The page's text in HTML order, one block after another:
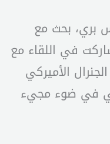
بري، بحث مع
في اللقاء مع
الأميركي
في ضوء مجيء